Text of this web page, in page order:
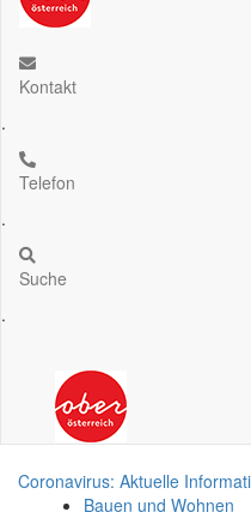
Kontakt
.
Telefon
.
Suche
.
Coronavirus: Aktuelle
Bauen und Wohnen